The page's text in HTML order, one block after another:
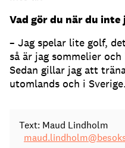
Vad gör du när du inte
– Jag spelar lite golf,
så är jag sommelier
Sedan gillar jag att
utomlands och i Sverige.
Text: Maud Lindholm